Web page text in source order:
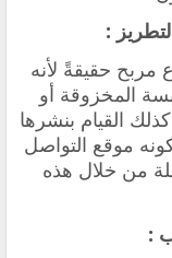
حقيقةً لأنه
المخزوقة أو
القيام بنشرها
موقع التواصل
من خلال هذه